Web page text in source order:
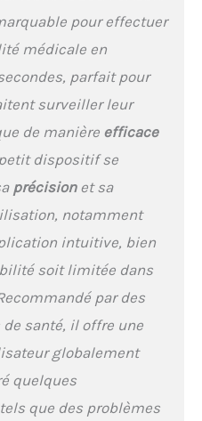
le plus validé
cliniquement dans le
études et plus de 85
millions d’ECG
CONNECTÉ : Les
résultats des ECG
automatiquement
enregistrés sur votre
vous puissiez y accéder
sur l'application Kardia
avec des
professionnels de
pour effectuer
médicale en
parfait pour
surveiller leur
de manière efficace
dispositif se
précisionet sa
notamment
intuitive, bien
soit limitée dans
par des
santé, il offre une
globalement
quelques
que des problèmes